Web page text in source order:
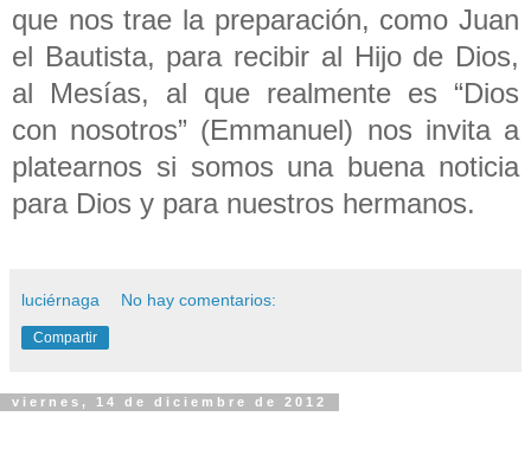
que nos trae la preparación, como Juan
el Bautista, para recibir al Hijo de Dios,
al Mesías, al que realmente es “Dios
con nosotros” (Emmanuel) nos invita a
platearnos si somos una buena noticia
para Dios y para nuestros hermanos.
luciérnaga No hay comentarios:
Compartir
viernes, 14 de diciembre de 2012